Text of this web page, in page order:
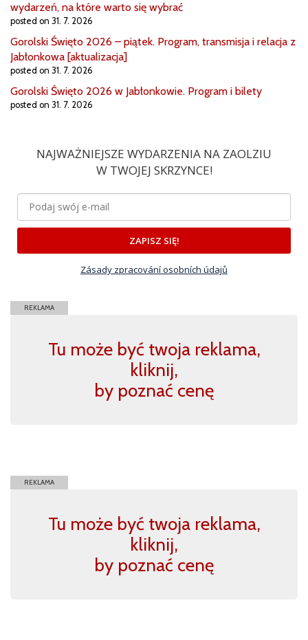
wydarzeń, na które warto się wybrać
posted on 31. 7. 2026
Gorolski Święto 2026 – piątek. Program, transmisja i relacja z
Jabłonkowa [aktualizacja]
posted on 31. 7. 2026
Gorolski Święto 2026 w Jabłonkowie. Program i bilety
posted on 31. 7. 2026
NAJWAŻNIEJSZE WYDARZENIA NA ZAOLZIU
W TWOJEJ SKRZYNCE!
ZAPISZ SIĘ!
Zásady zpracování osobních údajů
REKLAMA
Tu może być twoja reklama,
kliknij,
by poznać cenę
REKLAMA
Tu może być twoja reklama,
kliknij,
by poznać cenę